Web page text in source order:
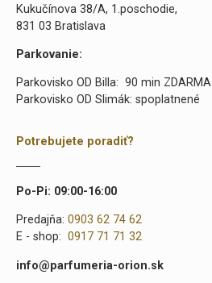
Kukučínova 38/A, 1.poschodie,
831 03 Bratislava
Parkovanie:
Parkovisko OD Billa: 90 min ZDARMA
Parkovisko OD Slimák: spoplatnené
Potrebujete poradiť?
Po-Pi: 09:00-16:00
Predajňa: 0903 62 74 62
E - shop: 0917 71 71 32
info@parfumeria-orion.sk